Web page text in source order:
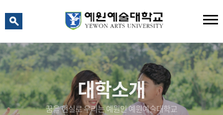
대학소개
꿈을 현실로 우리는 예원인 예원예술대학교
예원 AI
예원예술대학교 AI 상담